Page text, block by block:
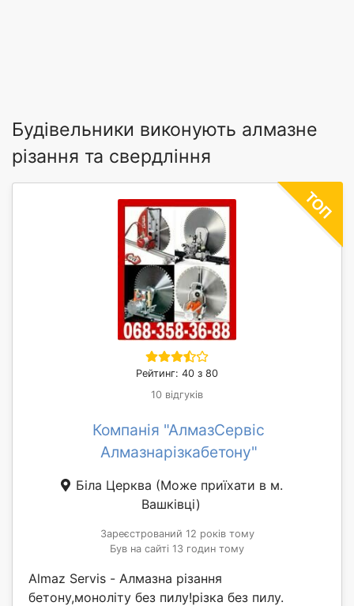
Будівельники виконують алмазне
різання та свердління
Рейтинг: 40 з 80
10 відгуків
Компанія "АлмазСервіс
Алмазнарізкабетону"
Біла Церква (Може приїхати в м.
Вашківці)
Зареєстрований 12 років тому
Був на сайті 13 годин тому
Almaz Servis - Алмазна різання
бетону,моноліту без пилу!різка без пилу.